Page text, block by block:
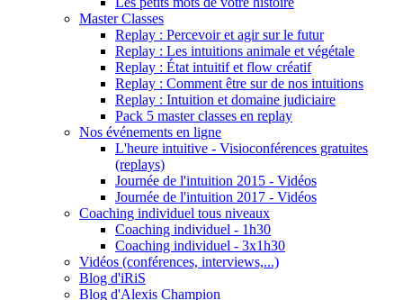
Master Classes
Replay : Percevoir et agir sur le futur
Replay : Les intuitions animale et végétale
Replay : État intuitif et flow créatif
Replay : Comment être sur de nos intuitions
Replay : Intuition et domaine judiciaire
Pack 5 master classes en replay
Nos événements en ligne
L'heure intuitive - Visioconférences gratuites
(replays)
Journée de l'intuition 2015 - Vidéos
Journée de l'intuition 2017 - Vidéos
Coaching individuel tous niveaux
Coaching individuel - 1h30
Coaching individuel - 3x1h30
Vidéos (conférences, interviews,...)
Blog d'iRiS
Blog d'Alexis Champion